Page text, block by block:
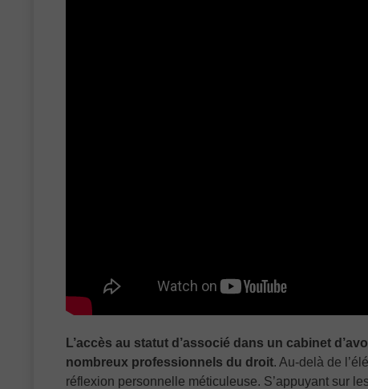
L’accès au statut d’associé dans un cabinet
nombreux professionnels du droit. Au-delà de
réflexion personnelle méticuleuse. S’appuyant sur